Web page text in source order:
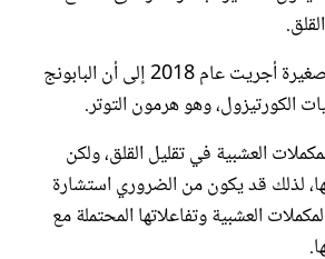
وتشير نتائج تجربة صغيرة أجريت عام 2018 إلى أن البابونج
الكورتيزول، وهو هرمون التوتر.
العشبية في تقليل القلق، ولكن
لذلك قد يكون من الضروري استشارة
العشبية وتفاعلاتها المحتملة مع